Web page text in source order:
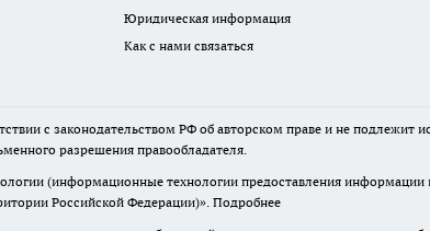
Юридическая информация
Как с нами связаться
с законодательством РФ об авторском праве и не
разрешения правообладателя.
(информационные технологии предоставления информации
Российской Федерации)». Подробнее